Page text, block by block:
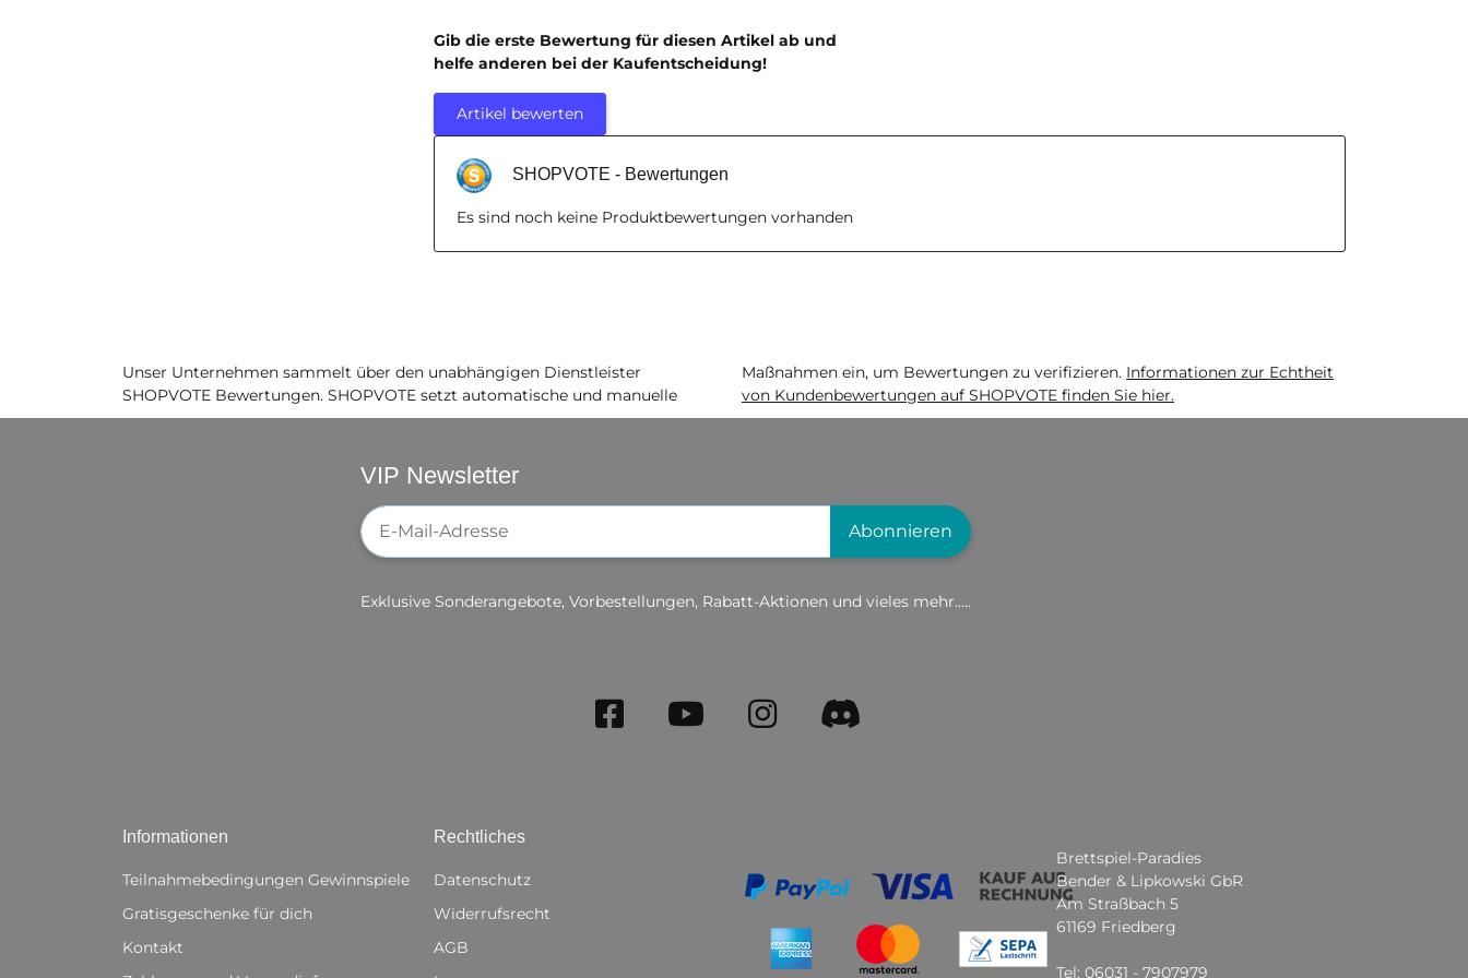
Gib die erste Bewertung für diesen Artikel ab und
helfe anderen bei der Kaufentscheidung!
Artikel bewerten
SHOPVOTE - Bewertungen
Es sind noch keine Produktbewertungen vorhanden
Unser Unternehmen sammelt über den unabhängigen Dienstleister
SHOPVOTE Bewertungen. SHOPVOTE setzt automatische und manuelle
Maßnahmen ein, um Bewertungen zu verifizieren. Informationen zur Echtheit
von Kundenbewertungen auf SHOPVOTE finden Sie hier.
VIP Newsletter
Newsletter-Registrierung
Abonnieren
Exklusive Sonderangebote, Vorbestellungen, Rabatt-Aktionen und vieles mehr.....
Informationen
Teilnahmebedingungen Gewinnspiele
Gratisgeschenke für dich
Kontakt
Rechtliches
Datenschutz
Widerrufsrecht
AGB
Brettspiel-Paradies
Bender & Lipkowski GbR
Am Straßbach 5
61169 Friedberg
Tel: 06031 - 7907979